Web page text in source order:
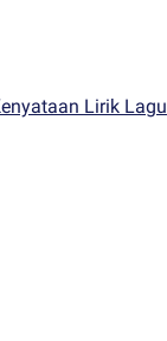
Lirik Lagu